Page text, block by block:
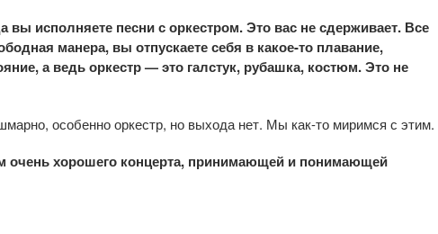
исполняете песни с оркестром. Это вас не сдерживает. Все
манера, вы отпускаете себя в какое-то плавание,
а ведь оркестр — это галстук, рубашка, костюм. Это не
особенно оркестр, но выхода нет. Мы как-то миримся с этим.
хорошего концерта, принимающей и понимающей